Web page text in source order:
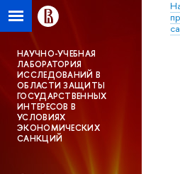
НАУЧНО-УЧЕБНАЯ
ЛАБОРАТОРИЯ
ИССЛЕДОВАНИЙ В
ОБЛАСТИ ЗАЩИТЫ
ГОСУДАРСТВЕННЫХ
ИНТЕРЕСОВ В
УСЛОВИЯХ
ЭКОНОМИЧЕСКИХ
САНКЦИЙ